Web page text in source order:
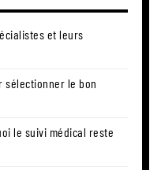
et leurs
sélectionner le bon
le suivi médical reste